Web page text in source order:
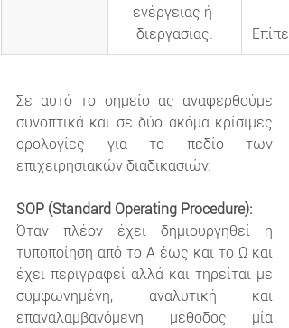
ενέργειας ή
διεργασίας.
Σε αυτό το σημείο ας αναφερθούμε
συνοπτικά και σε δύο ακόμα κρίσιμες
ορολογίες για το πεδίο των
επιχειρησιακών διαδικασιών:
SOP (Standard Operating Procedure):
Όταν πλέον έχει δημιουργηθεί η
τυποποίηση από το Α έως και το Ω και
έχει περιγραφεί αλλά και τηρείται με
συμφωνημένη, αναλυτική και
επαναλαμβανόμενη μέθοδος μία